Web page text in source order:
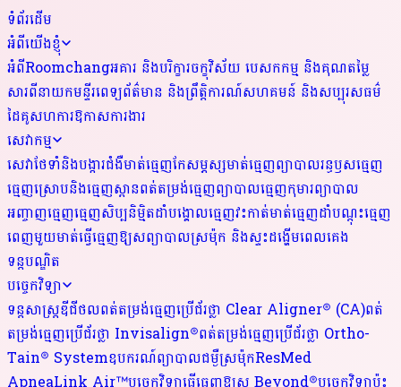
ទំព័រដើម
អំពីយើងខ្ញុំ
អំពីRoomchangអគារ និងបរិក្ខារចក្ខុវិស័យ បេសកកម្ម និងគុណតម្លៃ
សារពីនាយកមន្ទីរពេទ្យព័ត៌មាន និងព្រឹត្តិការណ៍សហគមន៍ និងសប្បុរសធម៌
ដៃគូសហការឱកាសការងារ
សេវាកម្ម
សេវាថែទាំនិងបង្ការជំងឺមាត់ធ្មេញកែសម្ភស្សមាត់ធ្មេញព្យាបាលរន្ធឫសធ្មេញ
ធ្មេញស្រោបនិងធ្មេញស្ពានពត់តម្រង់ធ្មេញព្យាបាលធ្មេញកុមារព្យាបាល
អញ្ចាញធ្មេញធ្មេញសិប្បនិម្មិតដាំបង្គោលធ្មេញវះកាត់មាត់ធ្មេញដាំបណ្តុះធ្មេញ
ពេញមួយមាត់ធ្វើធ្មេញឱ្យសព្យាបាលស្រម៉ុក និងស្ទះដង្ហើមពេលគេង
ទន្តបណ្ឌិត
បច្ចេកវិទ្យា
ទន្តសាស្ត្រឌីជីថលពត់តម្រង់ធ្មេញប្រើជ័រថ្លា Clear Aligner® (CA)ពត់
តម្រង់ធ្មេញប្រើជ័រថ្លា Invisalign®ពត់តម្រង់ធ្មេញប្រើជ័រថ្លា Ortho-
Tain® Systemឧបករណ៍ព្យាបាលជម្ងឺស្រម៉ុកResMed